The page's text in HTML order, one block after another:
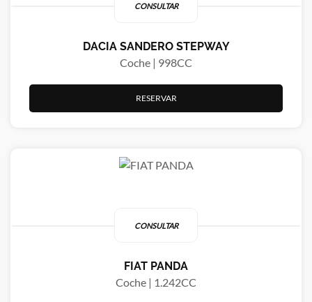
CONSULTAR
DACIA SANDERO STEPWAY
Coche | 998CC
RESERVAR
CONSULTAR
FIAT PANDA
Coche | 1.242CC